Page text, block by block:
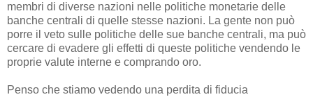
membri di diverse nazioni nelle politiche monetarie delle
banche centrali di quelle stesse nazioni. La gente non può
porre il veto sulle politiche delle sue banche centrali, ma può
cercare di evadere gli effetti di queste politiche vendendo le
proprie valute interne e comprando oro.
Penso che stiamo vedendo una perdita di fiducia